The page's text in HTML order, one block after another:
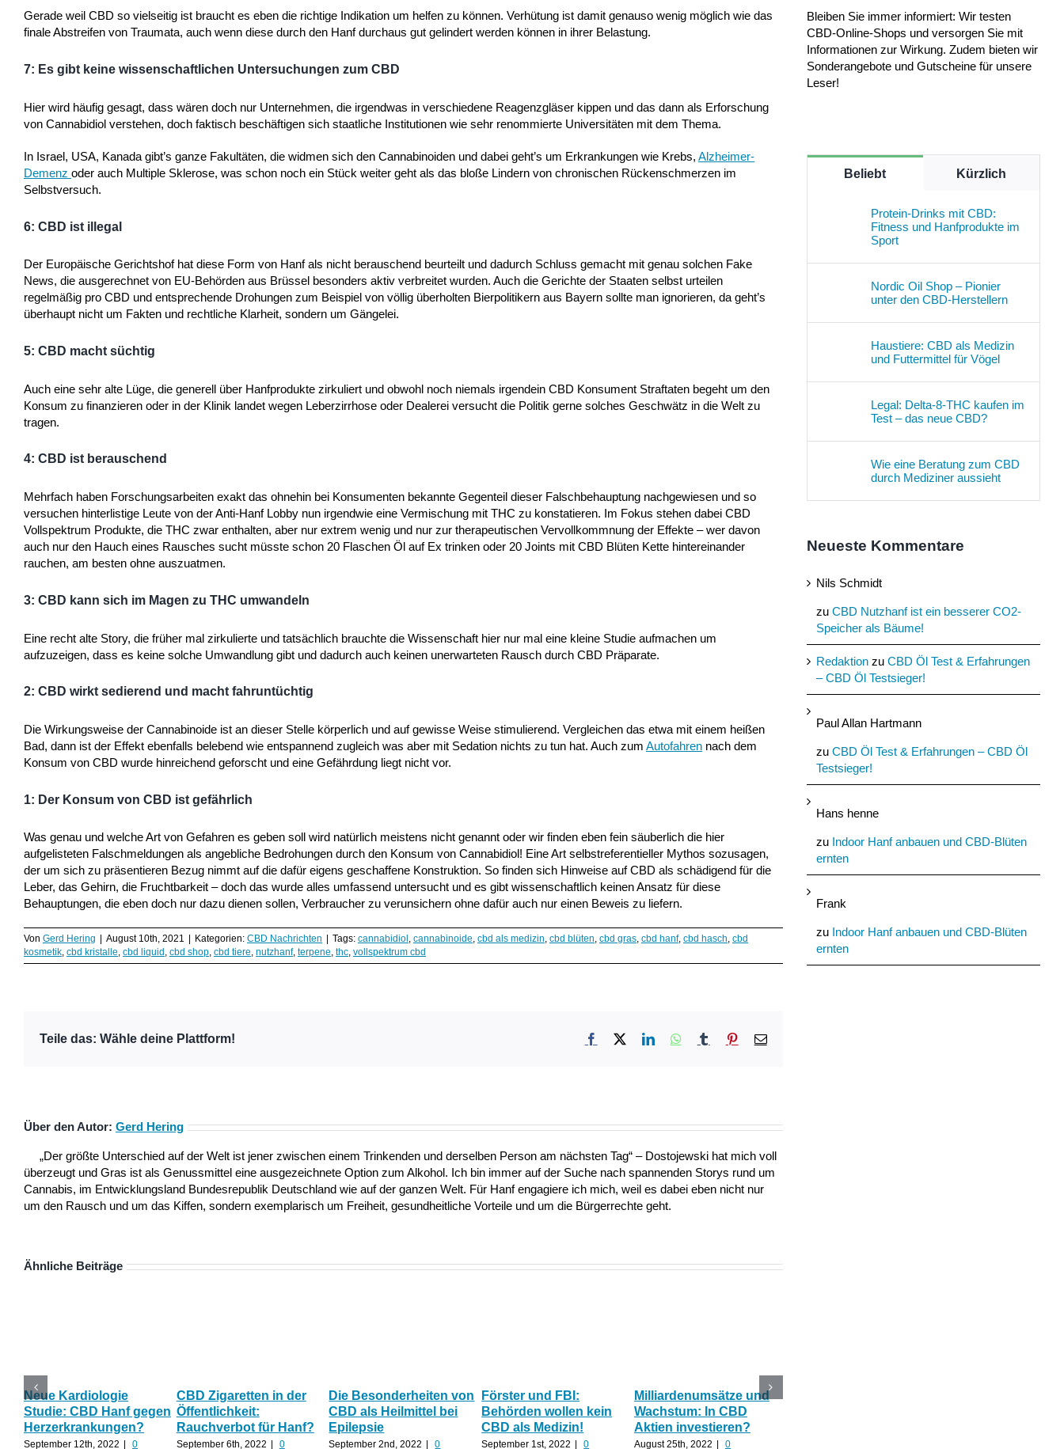
Gerade weil CBD so vielseitig ist braucht es eben die richtige Indikation um helfen zu können. Verhütung ist damit genauso wenig möglich wie das
finale Abstreifen von Traumata, auch wenn diese durch den Hanf durchaus gut gelindert werden können in ihrer Belastung.
7: Es gibt keine wissenschaftlichen Untersuchungen zum CBD
Hier wird häufig gesagt, dass wären doch nur Unternehmen, die irgendwas in verschiedene Reagenzgläser kippen und das dann als Erforschung
von Cannabidiol verstehen, doch faktisch beschäftigen sich staatliche Institutionen wie sehr renommierte Universitäten mit dem Thema.
In Israel, USA, Kanada gibt’s ganze Fakultäten, die widmen sich den Cannabinoiden und dabei geht’s um Erkrankungen wie Krebs, Alzheimer-
Demenz oder auch Multiple Sklerose, was schon noch ein Stück weiter geht als das bloße Lindern von chronischen Rückenschmerzen im
Selbstversuch.
6: CBD ist illegal
Der Europäische Gerichtshof hat diese Form von Hanf als nicht berauschend beurteilt und dadurch Schluss gemacht mit genau solchen Fake
News, die ausgerechnet von EU-Behörden aus Brüssel besonders aktiv verbreitet wurden. Auch die Gerichte der Staaten selbst urteilen
regelmäßig pro CBD und entsprechende Drohungen zum Beispiel von völlig überholten Bierpolitikern aus Bayern sollte man ignorieren, da geht’s
überhaupt nicht um Fakten und rechtliche Klarheit, sondern um Gängelei.
5: CBD macht süchtig
Auch eine sehr alte Lüge, die generell über Hanfprodukte zirkuliert und obwohl noch niemals irgendein CBD Konsument Straftaten begeht um den
Konsum zu finanzieren oder in der Klinik landet wegen Leberzirrhose oder Dealerei versucht die Politik gerne solches Geschwätz in die Welt zu
tragen.
4: CBD ist berauschend
Mehrfach haben Forschungsarbeiten exakt das ohnehin bei Konsumenten bekannte Gegenteil dieser Falschbehauptung nachgewiesen und so
versuchen hinterlistige Leute von der Anti-Hanf Lobby nun irgendwie eine Vermischung mit THC zu konstatieren. Im Fokus stehen dabei CBD
Vollspektrum Produkte, die THC zwar enthalten, aber nur extrem wenig und nur zur therapeutischen Vervollkommnung der Effekte – wer davon
auch nur den Hauch eines Rausches sucht müsste schon 20 Flaschen Öl auf Ex trinken oder 20 Joints mit CBD Blüten Kette hintereinander
rauchen, am besten ohne auszuatmen.
3: CBD kann sich im Magen zu THC umwandeln
Eine recht alte Story, die früher mal zirkulierte und tatsächlich brauchte die Wissenschaft hier nur mal eine kleine Studie aufmachen um
aufzuzeigen, dass es keine solche Umwandlung gibt und dadurch auch keinen unerwarteten Rausch durch CBD Präparate.
2: CBD wirkt sedierend und macht fahruntüchtig
Die Wirkungsweise der Cannabinoide ist an dieser Stelle körperlich und auf gewisse Weise stimulierend. Vergleichen das etwa mit einem heißen
Bad, dann ist der Effekt ebenfalls belebend wie entspannend zugleich was aber mit Sedation nichts zu tun hat. Auch zum Autofahren nach dem
Konsum von CBD wurde hinreichend geforscht und eine Gefährdung liegt nicht vor.
1: Der Konsum von CBD ist gefährlich
Was genau und welche Art von Gefahren es geben soll wird natürlich meistens nicht genannt oder wir finden eben fein säuberlich die hier
aufgelisteten Falschmeldungen als angebliche Bedrohungen durch den Konsum von Cannabidiol! Eine Art selbstreferentieller Mythos sozusagen,
der um sich zu präsentieren Bezug nimmt auf die dafür eigens geschaffene Konstruktion. So finden sich Hinweise auf CBD als schädigend für die
Leber, das Gehirn, die Fruchtbarkeit – doch das wurde alles umfassend untersucht und es gibt wissenschaftlich keinen Ansatz für diese
Behauptungen, die eben doch nur dazu dienen sollen, Verbraucher zu verunsichern ohne dafür auch nur einen Beweis zu liefern.
Von Gerd Hering August 10th, 2021 Kategorien: CBD Nachrichten Tags: cannabidiol , cannabinoide, cbd als medizin, cbd blüten, cbd gras, cbd hanf, cbd hasch, cbd
kosmetik, cbd kristalle, cbd liquid , cbd shop, cbd tiere, nutzhanf, terpene, thc, vollspektrum cbd
Teile das: Wähle deine Plattform! Facebook
X LinkedInWhatsApp
TumblrPinterest
E-
Über den Autor: Gerd Hering
„Der größte Unterschied auf der Welt ist jener zwischen einem Trinkenden und derselben Person am nächsten Tag“ – Dostojewski hat mich voll
überzeugt und Gras ist als Genussmittel eine ausgezeichnete Option zum Alkohol. Ich bin immer auf der Suche nach spannenden Storys rund um
Cannabis, im Entwicklungsland Bundesrepublik Deutschland wie auf der ganzen Welt. Für Hanf engagiere ich mich, weil es dabei eben nicht nur
um den Rausch und um das Kiffen, sondern exemplarisch um Freiheit, gesundheitliche Vorteile und um die Bürgerrechte geht.
Ähnliche Beiträge
Neue Kardiologie
Studie: CBD Hanf gegen
Herzerkrankungen?
September 12th, 2022
0
CBD Zigaretten in der
Öffentlichkeit:
Rauchverbot für Hanf?
September 6th, 2022
0
Die Besonderheiten von
CBD als Heilmittel bei
Epilepsie
September 2nd, 2022
0
Förster und FBI:
Behörden wollen kein
CBD als Medizin!
September 1st, 2022
0
Milliardenumsätze und
Wachstum: In CBD
Aktien investieren?
August 25th, 2022
0
Bleiben Sie immer informiert: Wir testen
CBD-Online-Shops und versorgen Sie mit
Informationen zur Wirkung. Zudem bieten wir
Sonderangebote und Gutscheine für unsere
Leser!
Beliebt Kürzlich
Protein-Drinks mit CBD:
Fitness und Hanfprodukte im
Sport
Nordic Oil Shop – Pionier
unter den CBD-Herstellern
Haustiere: CBD als Medizin
und Futtermittel für Vögel
Legal: Delta-8-THC kaufen im
Test – das neue CBD?
Wie eine Beratung zum CBD
durch Mediziner aussieht
Neueste Kommentare
Nils Schmidt
zu CBD Nutzhanf ist ein besserer CO2-
Speicher als Bäume!
Redaktion zu CBD Öl Test & Erfahrungen
– CBD Öl Testsieger!
Paul Allan Hartmann
zu CBD Öl Test & Erfahrungen – CBD Öl
Testsieger!
Hans henne
zu Indoor Hanf anbauen und CBD-Blüten
ernten
Frank
zu Indoor Hanf anbauen und CBD-Blüten
ernten